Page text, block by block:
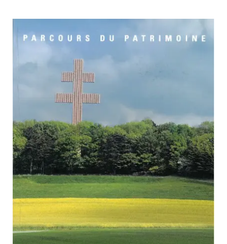
ITINÉRAIRES DU PATRIMOINE
PARCOURS DU PATRIMOINE
PATRIMOINE D’ALSACE
VOCABULAIRES TYPOLOGIQUES
Agenda
Ressources
CATALOGUE BIBLIOGRAPHIQUE
NOS CENTRES DE DOCUMENTATION
NOS EXPOSITIONS
BASES DE DONNÉES DU
PATRIMOINE